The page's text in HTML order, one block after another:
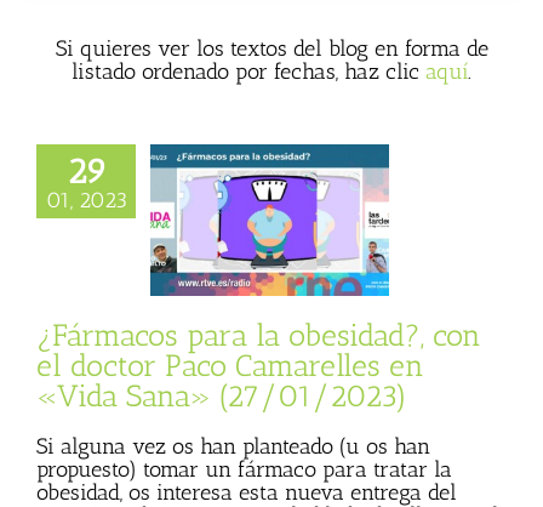
Si quieres ver los textos del blog en forma de
listado ordenado por fechas, haz clic aquí.
29
01, 2023
para la
con el doctor
en «Vida
Sana¿Fármacos para la obesidad?, con
el doctor Paco Camarelles en
«Vida Sana» (27/01/2023)
Si alguna vez os han planteado (u os han
propuesto) tomar un fármaco para tratar la
obesidad, os interesa esta nueva entrega del